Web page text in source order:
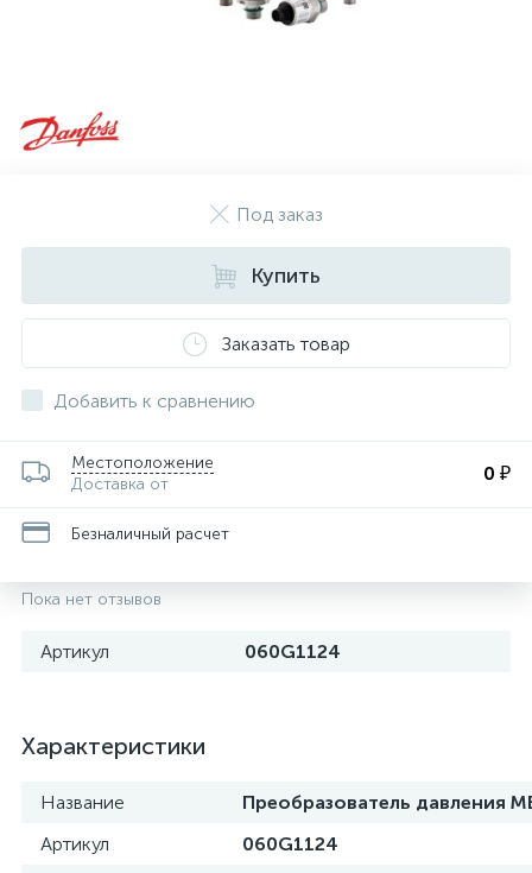
Под заказ
Купить
Заказать товар
Добавить к сравнению
Местоположение
Доставка от
0 ₽
Безналичный расчет
Пока нет отзывов
Артикул 060G1124
Характеристики
Название
Преобразователь давления
Артикул
060G1124